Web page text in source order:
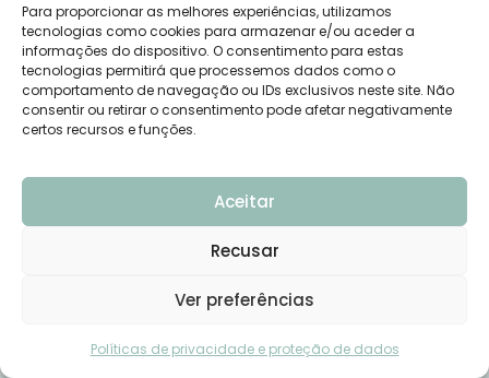
Para proporcionar as melhores experiências, utilizamos
tecnologias como cookies para armazenar e/ou aceder a
informações do dispositivo. O consentimento para estas
tecnologias permitirá que processemos dados como o
comportamento de navegação ou IDs exclusivos neste site. Não
consentir ou retirar o consentimento pode afetar negativamente
certos recursos e funções.
Aceitar
Recusar
Ver preferências
Políticas de privacidade e proteção de dados
Site
Alternative:
Precisas de ajuda?